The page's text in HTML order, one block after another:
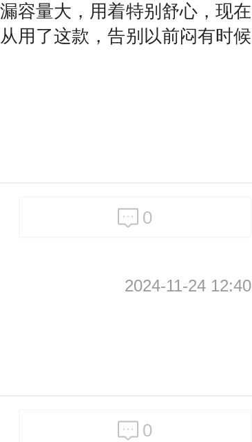
容量大，用着特别舒心，现在
用了这款，告别以前闷有时候
0
2024-11-24 12:40
0